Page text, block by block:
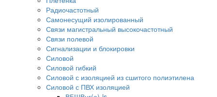
Радиочастотный
Самонесущий изолированный
Связи магистральный высокочастотный
Связи полевой
Сигнализации и блокировки
Силовой
Силовой гибкий
Силовой с изоляцией из сшитого полиэтилена
Силовой с ПВХ изоляцией